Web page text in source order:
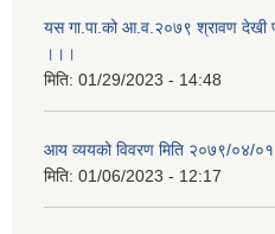
यस गा.पा.को आ.व.२०७९ श्रावण देखी
।।।
मिति: 01/29/2023 - 14:48
आय व्ययको विवरण मिति २०७९/०४/
मिति: 01/06/2023 - 12:17